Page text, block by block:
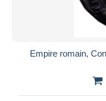
Empire romain,